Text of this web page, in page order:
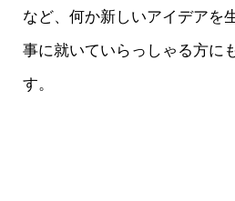
など、何か新しいアイデアを
事に就いていらっしゃる方に
す。